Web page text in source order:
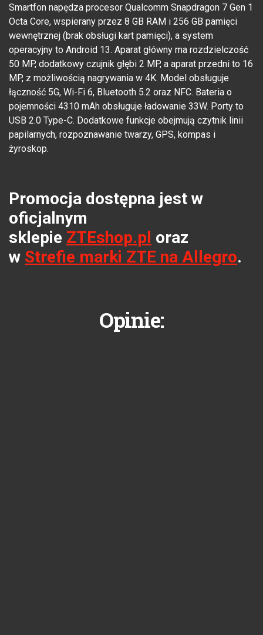
Smartfon napędza procesor Qualcomm Snapdragon 7 Gen 1
Octa Core, wspierany przez 8 GB RAM i 256 GB pamięci
wewnętrznej (brak obsługi kart pamięci), a system
operacyjny to Android 13. Aparat główny ma rozdzielczość
50 MP, dodatkowy czujnik głębi 2 MP, a aparat przedni to 16
MP, z możliwością nagrywania w 4K. Model obsługuje
łączność 5G, Wi-Fi 6, Bluetooth 5.2 oraz NFC. Bateria o
pojemności 4310 mAh obsługuje ładowanie 33W. Porty to
USB 2.0 Type-C. Dodatkowe funkcje obejmują czytnik linii
papilarnych, rozpoznawanie twarzy, GPS, kompas i
żyroskop.
Promocja dostępna jest w
oficjalnym
sklepie ZTEshop.pl oraz
w Strefie marki ZTE na Allegro.
Opinie: